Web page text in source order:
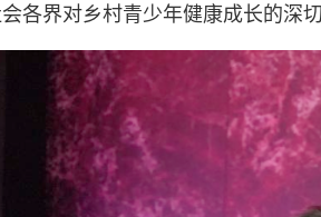
各界对乡村青少年健康成长的深